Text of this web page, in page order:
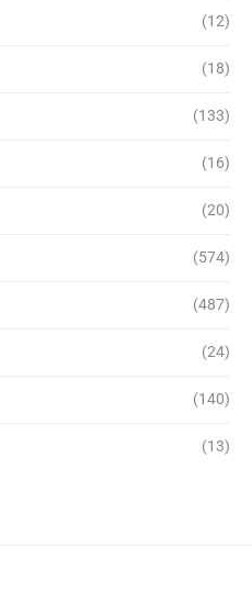
(12)
(18)
(133)
(16)
(20)
(574)
(487)
(24)
(140)
(13)